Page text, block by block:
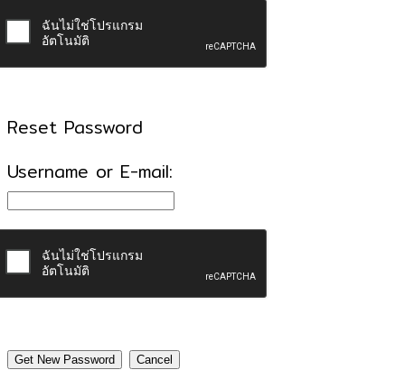
Reset Password
Username or E-mail: